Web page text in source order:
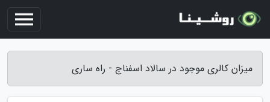
میزان کالری موجود در سالاد اسفناج - راه ساری